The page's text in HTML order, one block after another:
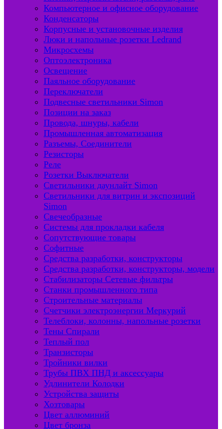
Компьютерное и офисное оборудование
Конденсаторы
Корпусные и установочные изделия
Люки и напольные розетки Ledrand
Микросхемы
Оптоэлектроника
Освещение
Паяльное оборудование
Переключатели
Подвесные светильники Simon
Позиции на заказ
Провода, шнуры, кабели
Промышленная автоматизация
Разъемы, Соединители
Резисторы
Реле
Розетки Выключатели
Светильники даунлайт Simon
Светильники для витрин и экспозиций
Simon
Свечеобразные
Системы для прокладки кабеля
Сопутствующие товары
Софитные
Средства разработки, конструкторы
Средства разработки, конструкторы, модели
Стабилизаторы Сетевые фильтры
Станки промышленного типа
Строительные материалы
Счетчики электроэнергии Меркурий
Телеблоки, колонны, напольные розетки
Тены Спирали
Теплый пол
Транзисторы
Тройники вилки
Трубы ПВХ ПНД и аксессуары
Удлинители Колодки
Устройства защиты
Хозтовары
Цвет аллюминий
Цвет бронза